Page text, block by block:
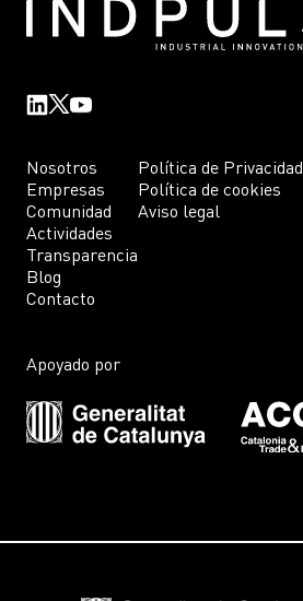
Nosotros
Empresas
Comunidad
Actividades
Transparencia
Blog
Contacto
Política de Privacidad
Política de cookies
Aviso legal
Apoyado por